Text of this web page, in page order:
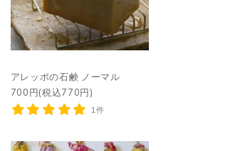
アレッポの石鹸 ノーマル
700円(税込770円)
1件